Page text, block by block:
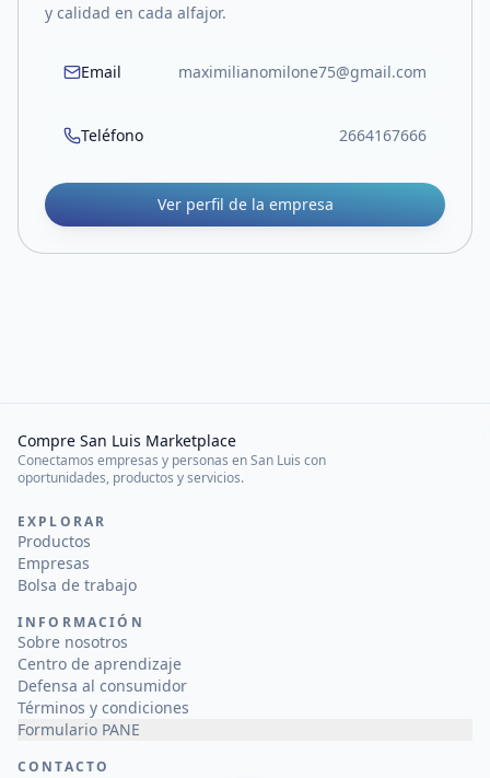
y calidad en cada alfajor.
Email maximilianomilone75@gmail.com
Teléfono 2664167666
Ver perfil de la empresa
Compre San Luis Marketplace
Conectamos empresas y personas en San Luis con
oportunidades, productos y servicios.
EXPLORAR
Productos
Empresas
Bolsa de trabajo
INFORMACIÓN
Sobre nosotros
Centro de aprendizaje
Defensa al consumidor
Términos y condiciones
Formulario PANE
CONTACTO